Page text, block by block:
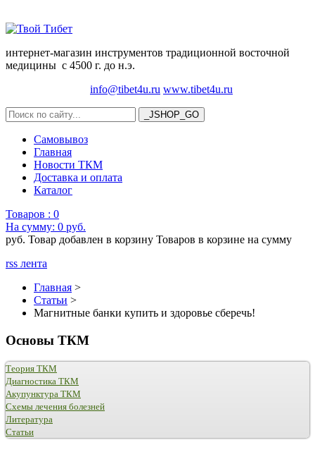
интернет-магазин инструментов традиционной восточной
медицины с 4500 г. до н.э.
info@tibet4u.ru www.tibet4u.ru
Самовывоз
Главная
Новости ТКМ
Доставка и оплата
Каталог
Товаров : 0
На сумму: 0 руб.
руб. Товар добавлен в корзину Товаров в корзине на сумму
rss лента
Главная >
Статьи >
Магнитные банки купить и здоровье сберечь!
Основы ТКМ
Теория ТКМ
Диагностика ТКМ
Акупунктура ТКМ
Схемы лечения болезней
Литература
Статьи